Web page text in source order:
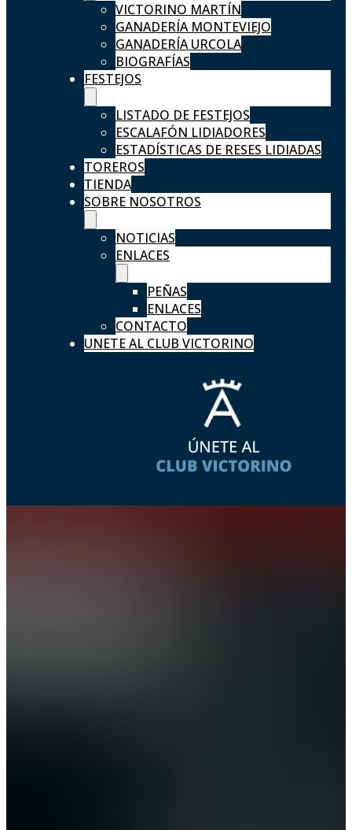
VICTORINO MARTÍN
GANADERÍA MONTEVIEJO
GANADERÍA URCOLA
BIOGRAFÍAS
FESTEJOS
LISTADO DE FESTEJOS
ESCALAFÓN LIDIADORES
ESTADÍSTICAS DE RESES LIDIADAS
TOREROS
TIENDA
SOBRE NOSOTROS
NOTICIAS
ENLACES
PEÑAS
ENLACES
CONTACTO
UNETE AL CLUB VICTORINO